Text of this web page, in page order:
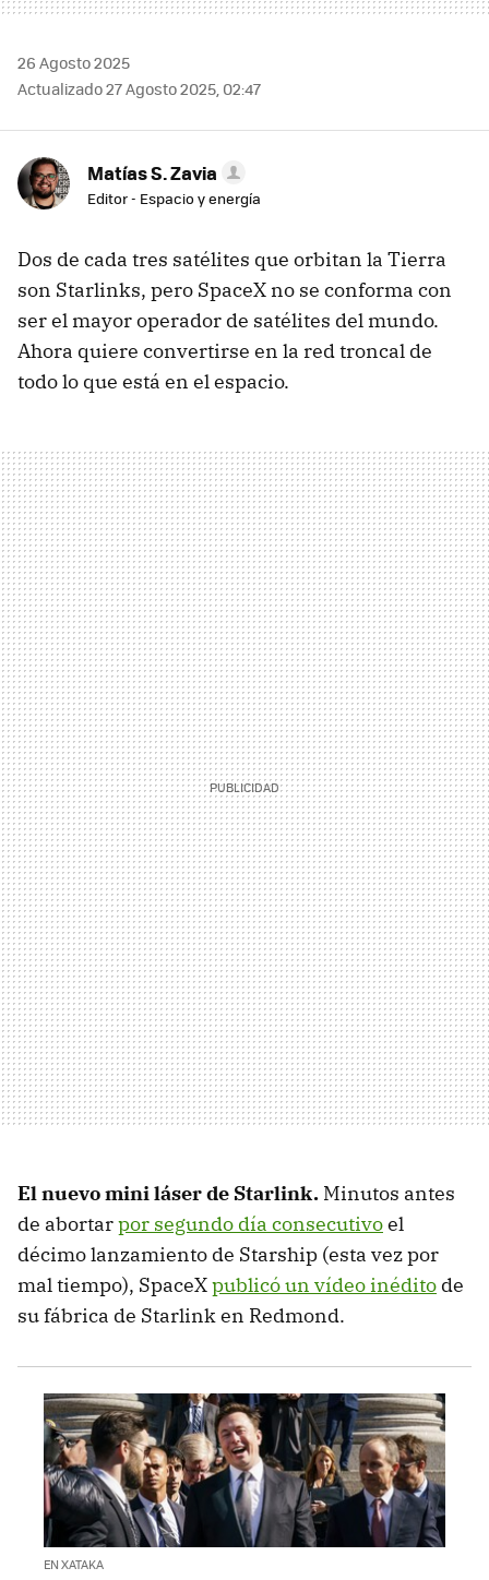
26 Agosto 2025
Actualizado 27 Agosto 2025, 02:47
Matías S. Zavia
Editor - Espacio y energía
Dos de cada tres satélites que orbitan la Tierra
son Starlinks, pero SpaceX no se conforma con
ser el mayor operador de satélites del mundo.
Ahora quiere convertirse en la red troncal de
todo lo que está en el espacio.
El nuevo mini láser de Starlink. Minutos antes
de abortarpor segundo día consecutivoel
décimo lanzamiento de Starship (esta vez por
mal tiempo), SpaceXpublicó un vídeo inédito de
su fábrica de Starlink en Redmond.
EN XATAKA